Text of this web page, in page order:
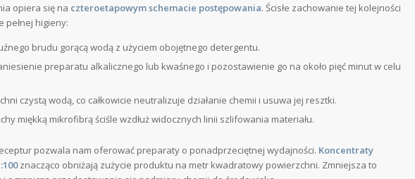
opiera się na czteroetapowym schemacie postępowania. Ścisłe zachowanie tej kolejności
pełnej higieny:
brudu gorącą wodą z użyciem obojętnego detergentu.
preparatu alkalicznego lub kwaśnego i pozostawienie go na około pięć minut w celu
czystą wodą, co całkowicie neutralizuje działanie chemii i usuwa jej resztki.
miękką mikrofibrą ściśle wzdłuż widocznych linii szlifowania materiału.
pozwala nam oferować preparaty o ponadprzeciętnej wydajności. Koncentraty
znacząco obniżają zużycie produktu na metr kwadratowy powierzchni. Zmniejsza to